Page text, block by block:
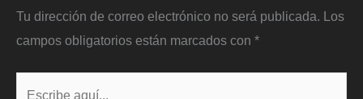
Tu dirección de correo electrónico no será publicada.
Los
campos obligatorios están marcados con *